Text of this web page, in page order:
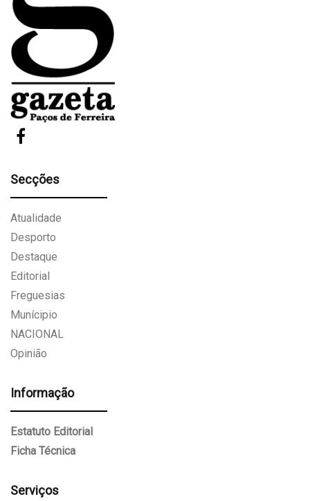
Secções
Atualidade
Desporto
Destaque
Editorial
Freguesias
Munícipio
NACIONAL
Opinião
Informação
Estatuto Editorial
Ficha Técnica
Serviços